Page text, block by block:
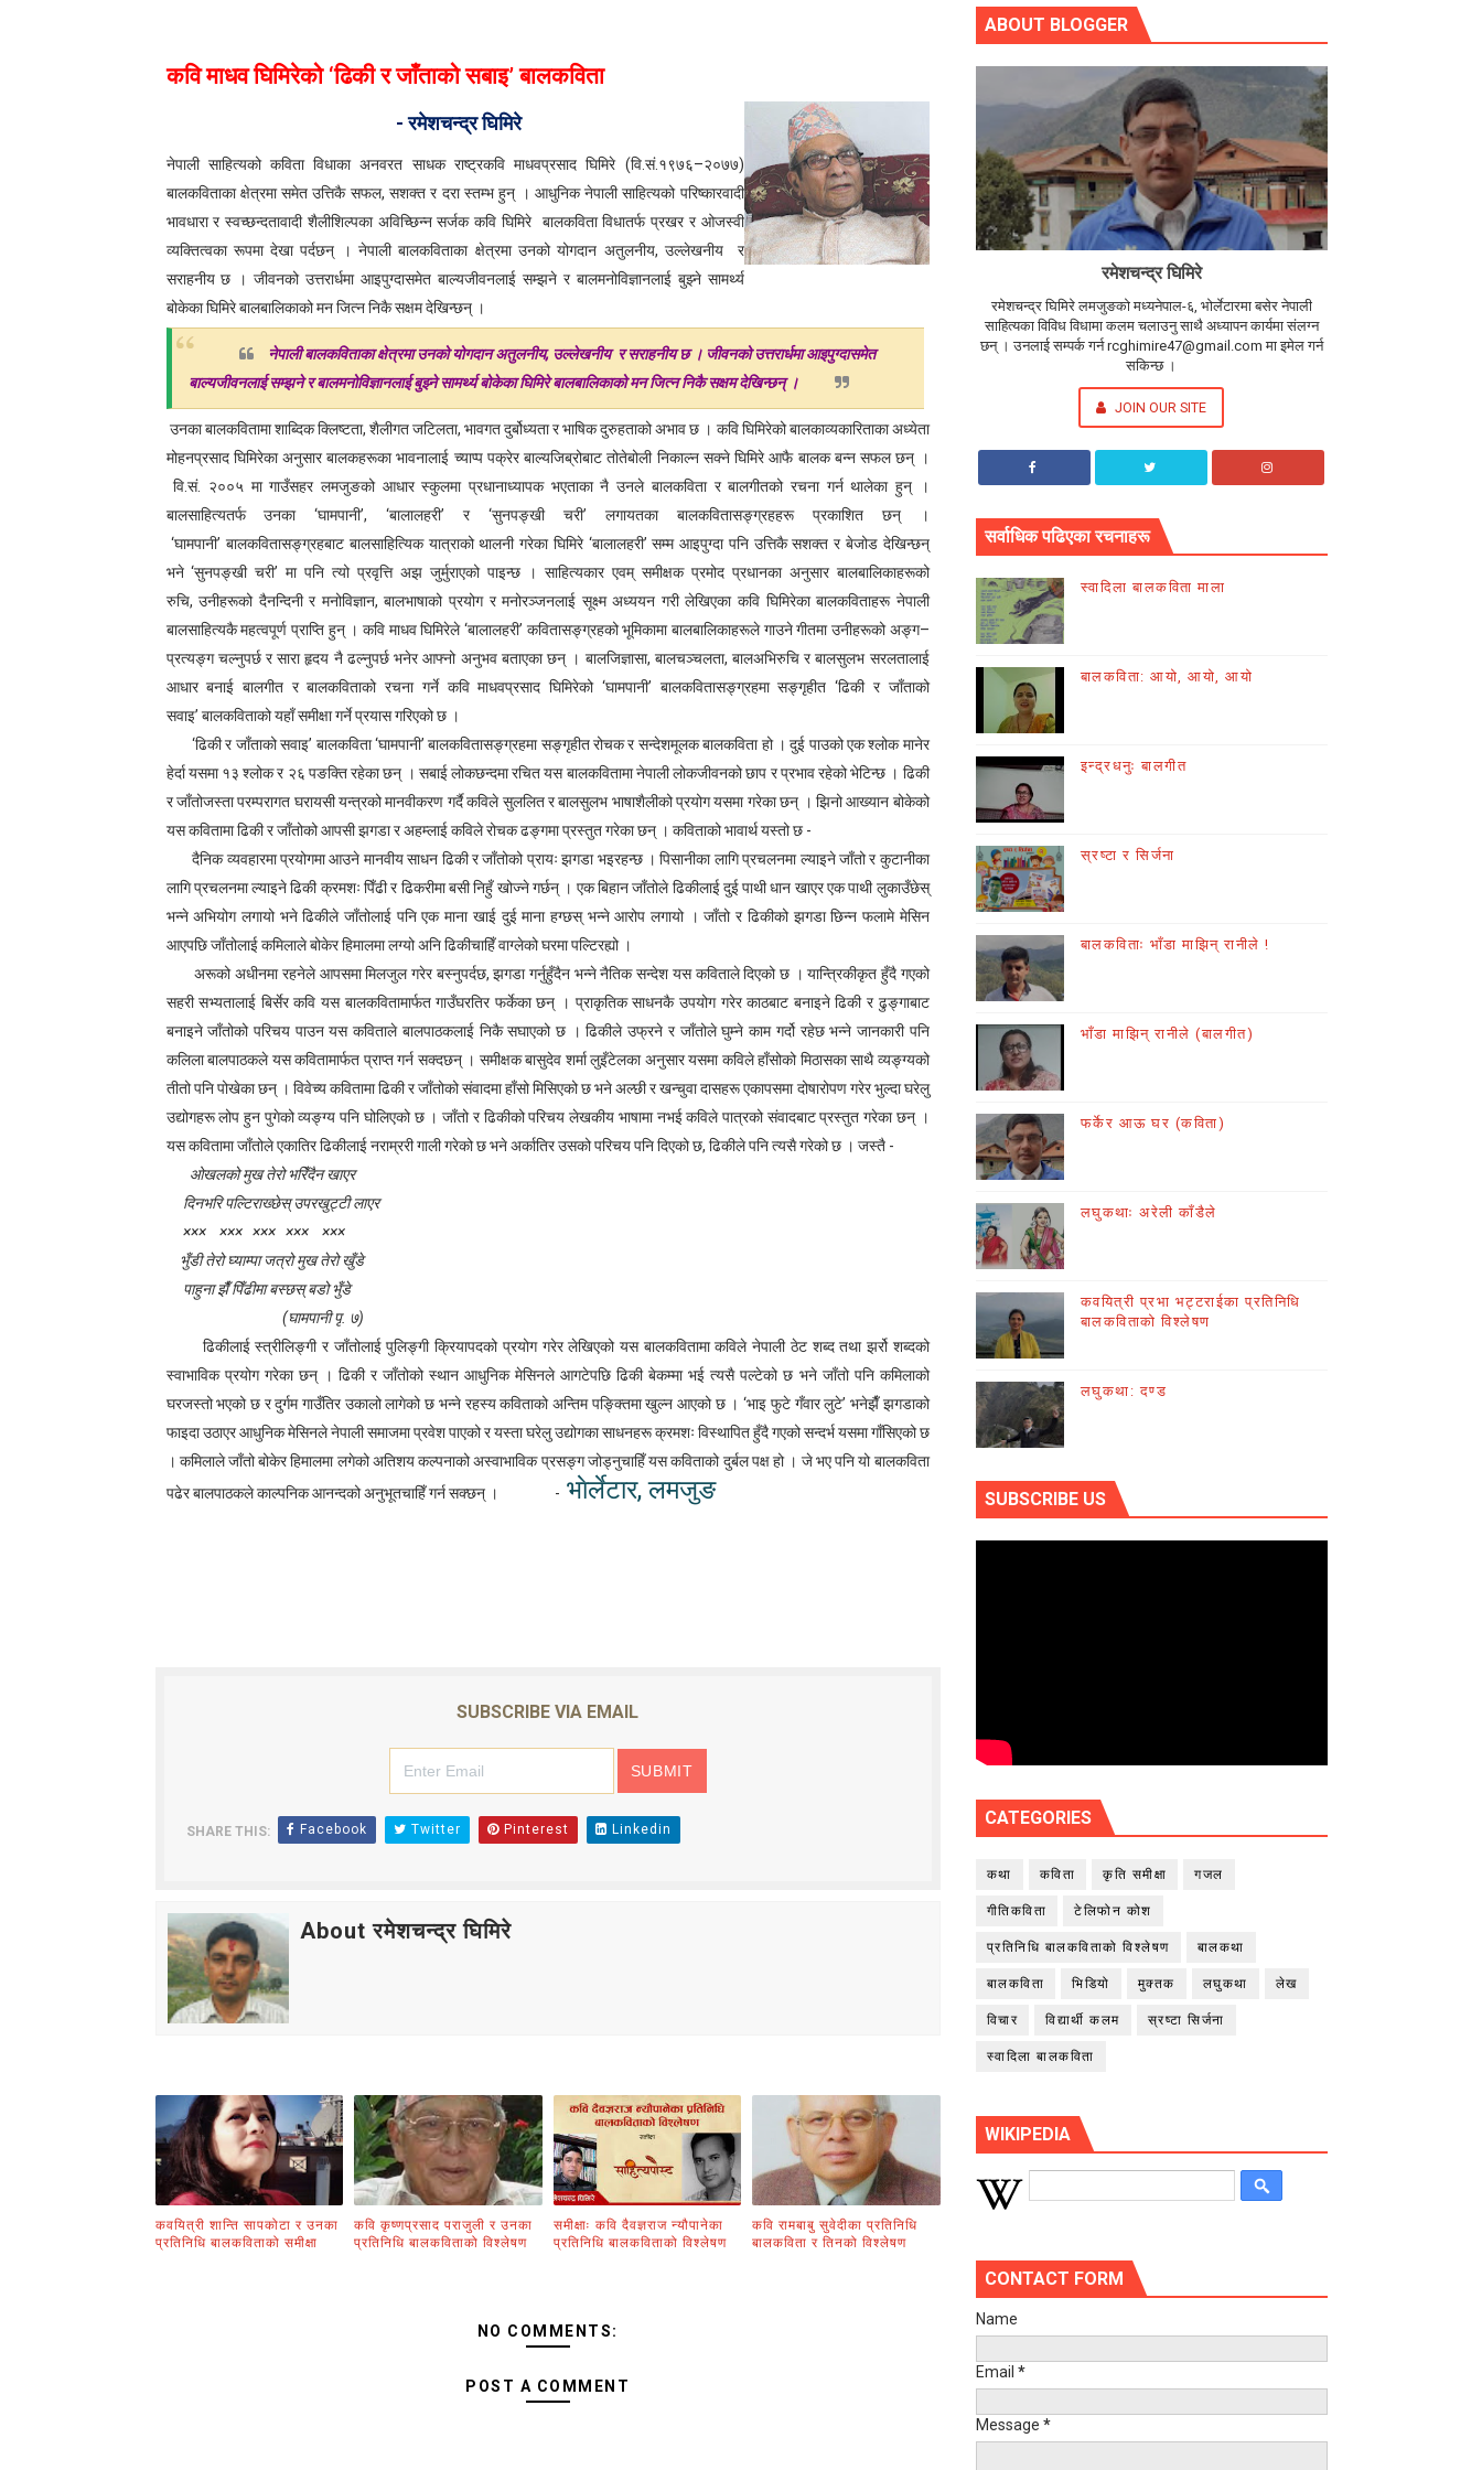
कुटाइ काण्डः लघुकथा
बाल लघुकथाः निर्देशन
लघुकथाः स्वार्थी सम्झौता
बालकविताः ठेकी
लघुकथाः अरेली काँडैले
बालकविताः बाल अधिकार
लघुकथा : गुलियो माया
लघुकथा: दसैँको टीका
बालकविता: तीज आयो तीजमा
तीजको दर (लघुकथा)
औँलाको गीत (बालगीत)
बालकविता : कमिलाको ताँती
स्रष्टा र सिर्जना
कवि माधव घिमिरेको‘ढिकी र जाँताको सबाइ’ बालकविता
- रमेशचन्द्र घिमिरे
नेपाली साहित्यको कविता विधाका अनवरत साधक राष्ट्रकवि माधवप्रसाद घिमिरे (वि.सं.१९७६–२०७७)
बालकविताका क्षेत्रमा समेत उत्तिकै सफल,सशक्त र दरा स्तम्भ हुन् । आधुनिक नेपाली साहित्यको परिष्कारवादी
भावधारा र स्वच्छन्दतावादी शैलीशिल्पका अविच्छिन्न सर्जक कवि घिमिरे
बालकविता विधातर्फ प्रखर र ओजस्वी
व्यक्तित्वका रूपमा देखा पर्दछन् ।नेपाली बालकविताका क्षेत्रमा उनको योगदान अतुलनीय,उल्लेखनीय
र
सराहनीय छ । जीवनको उत्तरार्धमा आइपुग्दासमेत बाल्यजीवनलाई सम्झने र बालमनोविज्ञानलाई बुझ्ने सामर्थ्य
बोकेका घिमिरे बालबालिकाको मन जित्न निकै सक्षम देखिन्छन् ।
नेपाली बालकविताका क्षेत्रमा उनको योगदान अतुलनीय, उल्लेखनीय र सराहनीय छ । जीवनको उत्तरार्धमा आइपुग्दासमेत
बाल्यजीवनलाई सम्झने र बालमनोविज्ञानलाई बुझ्ने सामर्थ्य बोकेका घिमिरे बालबालिकाको मन जित्न निकै सक्षम देखिन्छन् ।
उनका बालकवितामा शाब्दिक क्लिष्टता, शैलीगत जटिलता,भावगत दुर्बोध्यता र भाषिक दुरुहताको अभाव छ । कवि घिमिरेको बालकाव्यकारिताका अध्येता
मोहनप्रसाद घिमिरेका अनुसार बालकहरूका भावनालाई च्याप्प पक्रेर बाल्यजिब्रोबाट तोतेबोली निकाल्न सक्ने घिमिरे आफै बालक बन्न सफल छन् ।
वि.सं. २००५ मा गाउँसहर लमजुङको आधार स्कुलमा प्रधानाध्यापक भएताका नै उनले बालकविता र बालगीतको रचना गर्न थालेका हुन् ।
बालसाहित्यतर्फ उनका‘घामपानी’, ‘बालालहरी’र‘सुनपङ्खी चरी’लगायतका बालकवितासङ्ग्रहहरू प्रकाशित छन् ।
‘घामपानी’बालकवितासङ्ग्रहबाट बालसाहित्यिक यात्राको थालनी गरेका घिमिरे‘बालालहरी’सम्म आइपुग्दा पनि उत्तिकै सशक्त र बेजोड देखिन्छन्
भने‘सुनपङ्खी चरी’मा पनि त्यो प्रवृत्ति अझ जुर्मुराएको पाइन्छ । साहित्यकार एवम् समीक्षक प्रमोद प्रधानका अनुसार बालबालिकाहरूको
रुचि,उनीहरूको दैनन्दिनी र मनोविज्ञान,बालभाषाको प्रयोग र मनोरञ्जनलाई सूक्ष्म अध्ययन गरी लेखिएका कवि घिमिरेका बालकविताहरू नेपाली
बालसाहित्यकै महत्वपूर्ण प्राप्ति हुन् । कवि माधव घिमिरेले‘बालालहरी’ कवितासङ्ग्रहको भूमिकामा बालबालिकाहरूले गाउने गीतमा उनीहरूको अङ्ग–
प्रत्यङ्ग चल्नुपर्छ र सारा हृदय नै ढल्नुपर्छ भनेर आफ्नो अनुभव बताएका छन् । बालजिज्ञासा, बालचञ्चलता,बालअभिरुचि र बालसुलभ सरलतालाई
आधार बनाई बालगीत र बालकविताको रचना गर्ने कवि माधवप्रसाद घिमिरेको‘घामपानी’ बालकवितासङ्ग्रहमा सङ्गृहीत ‘ढिकी र जाँताको
सवाइ’ बालकविताको यहाँ समीक्षा गर्ने प्रयास गरिएको छ ।
‘ढिकी र जाँताको सवाइ’ बालकविता‘घामपानी’बालकवितासङ्ग्रहमा सङ्गृहीत रोचक र सन्देशमूलक बालकविता हो । दुई पाउको एक श्लोक मानेर
हेर्दा यसमा १३ श्लोक र २६ पङक्ति रहेका छन् । सबाई लोकछन्दमा रचित यस बालकवितामा नेपाली लोकजीवनको छाप र प्रभाव रहेको भेटिन्छ । ढिकी
र जाँतोजस्ता परम्परागत घरायसी यन्त्रको मानवीकरण गर्दै कविले सुललित र बालसुलभ भाषाशैलीको प्रयोग यसमा गरेका छन् । झिनो आख्यान बोकेको
यस कवितामा ढिकी र जाँतोको आपसी झगडा र अहम्लाई कविले रोचक ढङ्गमा प्रस्तुत गरेका छन् । कविताको भावार्थ यस्तो छ -
दैनिक व्यवहारमा प्रयोगमा आउने मानवीय साधन ढिकी र जाँतोको प्रायः झगडा भइरहन्छ । पिसानीका लागि प्रचलनमा ल्याइने जाँतो र कुटानीका
लागि प्रचलनमा ल्याइने ढिकी क्रमशः पिँढी र ढिकरीमा बसी निहुँ खोज्ने गर्छन् । एक बिहान जाँतोले ढिकीलाई दुई पाथी धान खाएर एक पाथी लुकाउँछेस्
भन्ने अभियोग लगायो भने ढिकीले जाँतोलाई पनि एक माना खाई दुई माना हग्छस् भन्ने आरोप लगायो । जाँतो र ढिकीको झगडा छिन्न फलामे मेसिन
आएपछि जाँतोलाई कमिलाले बोकेर हिमालमा लग्यो अनि ढिकीचाहिँ वाग्लेको घरमा पल्टिरह्यो ।
अरूको अधीनमा रहनेले आपसमा मिलजुल गरेर बस्नुपर्दछ,झगडा गर्नुहुँदैन भन्ने नैतिक सन्देश यस कविताले दिएको छ । यान्त्रिकीकृत हुँदै गएको
सहरी सभ्यतालाई बिर्सेर कवि यस बालकवितामार्फत गाउँघरतिर फर्केका छन् । प्राकृतिक साधनकै उपयोग गरेर काठबाट बनाइने ढिकी र ढुङ्गाबाट
बनाइने जाँतोको परिचय पाउन यस कविताले बालपाठकलाई निकै सघाएको छ । ढिकीले उफ्रने र जाँतोले घुम्ने काम गर्दो रहेछ भन्ने जानकारी पनि
कलिला बालपाठकले यस कवितामार्फत प्राप्त गर्न सक्दछन् । समीक्षक बासुदेव शर्मा लुइँटेलका अनुसार यसमा कविले हाँसोको मिठासका साथै व्यङ्ग्यको
तीतो पनि पोखेका छन् । विवेच्य कवितामा ढिकी र जाँतोको संवादमा हाँसो मिसिएको छ भने अल्छी र खन्चुवा दासहरू एकापसमा दोषारोपण गरेर भुल्दा घरेलु
उद्योगहरू लोप हुन पुगेको व्यङ्ग्य पनि घोलिएको छ । जाँतो र ढिकीको परिचय लेखकीय भाषामा नभई कविले पात्रको संवादबाट प्रस्तुत गरेका छन् ।
यस कवितामा जाँतोले एकातिर ढिकीलाई नराम्ररी गाली गरेको छ भने अर्कातिर उसको परिचय पनि दिएको छ, ढिकीले पनि त्यसै गरेको छ । जस्तै -
ओखलको मुख तेरो भरिँदैन खाएर
दिनभरि पल्टिराख्छेस् उपरखुट्टी लाएर
××× ××× ××× ××× ×××
भुँडी तेरो घ्याम्पा जत्रो मुख तेरो खुँडे
पाहुना झैँ पिँढीमा बस्छस् बडो भुँडे
(घामपानी पृ. ७)
ढिकीलाई स्त्रीलिङ्गी र जाँतोलाई पुलिङ्गी क्रियापदको प्रयोग गरेर लेखिएको यस बालकवितामा कविले नेपाली ठेट शब्द तथा झर्रो शब्दको
स्वाभाविक प्रयोग गरेका छन् । ढिकी र जाँतोको स्थान आधुनिक मेसिनले आगटेपछि ढिकी बेकम्मा भई त्यसै पल्टेको छ भने जाँतो पनि कमिलाको
घरजस्तो भएको छ र दुर्गम गाउँतिर उकालो लागेको छ भन्ने रहस्य कविताको अन्तिम पङ्क्तिमा खुल्न आएको छ । ‘भाइ फुटे गँवार लुटे’भनेझैँ झगडाको
फाइदा उठाएर आधुनिक मेसिनले नेपाली समाजमा प्रवेश पाएको र यस्ता घरेलु उद्योगका साधनहरू क्रमशः विस्थापित हुँदै गएको सन्दर्भ यसमा गाँसिएको छ
। कमिलाले जाँतो बोकेर हिमालमा लगेको अतिशय कल्पनाको अस्वाभाविक प्रसङ्ग जोड्नुचाहिँ यस कविताको दुर्बल पक्ष हो । जे भए पनि यो बालकविता
पढेर बालपाठकले काल्पनिक आनन्दको अनुभूतचाहिँ गर्न सक्छन् ।
- भाेर्लेटार, लमजुङ
SUBSCRIBE VIA EMAIL
SHARE THIS: Facebook Twitter Pinterest Linkedin
About रमेशचन्द्र घिमिरे
कवयित्री शान्ति सापकोटा र उनका
प्रतिनिधि बालकविताको समीक्षा
कवि कृष्णप्रसाद पराजुली र उनका
प्रतिनिधि बालकविताको विश्लेषण
समीक्षाः कवि दैवज्ञराज न्यौपानेका
प्रतिनिधि बालकविताको विश्लेषण
कवि रामबाबु सुवेदीका प्रतिनिधि
बालकविता र तिनको विश्लेषण
NO COMMENTS:
POST A COMMENT
ABOUT BLOGGER
रमेशचन्द्र घिमिरे
रमेशचन्द्र घिमिरे लमजुङको मध्यनेपाल-६, भोर्लेटारमा बसेर नेपाली
साहित्यका विविध विधामा कलम चलाउनु साथै अध्यापन कार्यमा संलग्न
छन् । उनलाई सम्पर्क गर्न rcghimire47@gmail.com मा इमेल गर्न
सकिन्छ ।
JOIN OUR SITE
सर्वाधिक पढिएका रचनाहरू
स्वादिला बालकविता माला
बालकविता: आयो, आयो, आयो
इन्द्रधनुः बालगीत
स्रष्टा र सिर्जना
बालकविताः भाँडा माझिन् रानीले !
भाँडा माझिन् रानीले (बालगीत)
फर्केर आऊ घर (कविता)
लघुकथाः अरेली काँडैले
कवयित्री प्रभा भट्टराईका प्रतिनिधि
बालकविताको विश्लेषण
लघुकथा: दण्ड
SUBSCRIBE US
CATEGORIES
कथा कविता कृति समीक्षा गजल
गीतिकविता टेलिफोन कोश
प्रतिनिधि बालकविताको विश्लेषण बालकथा
बालकविता भिडियो मुक्तक लघुकथा लेख
विचार विद्यार्थी कलम स्रष्टा सिर्जना
स्वादिला बालकविता
WIKIPEDIA
CONTACT FORM
Name
Email *
Message *